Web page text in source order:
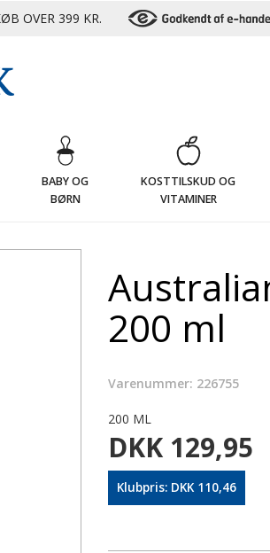
OVER 399 KR.
BABY OG
BØRN
KOSTTILSKUD OG
VITAMINER
200 ml
Varenummer: 226755
200 ML
DKK 129,95
Klubpris: DKK 110,46